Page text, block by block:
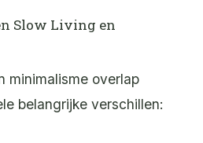
Slow Living en
minimalisme overlap
belangrijke verschillen: